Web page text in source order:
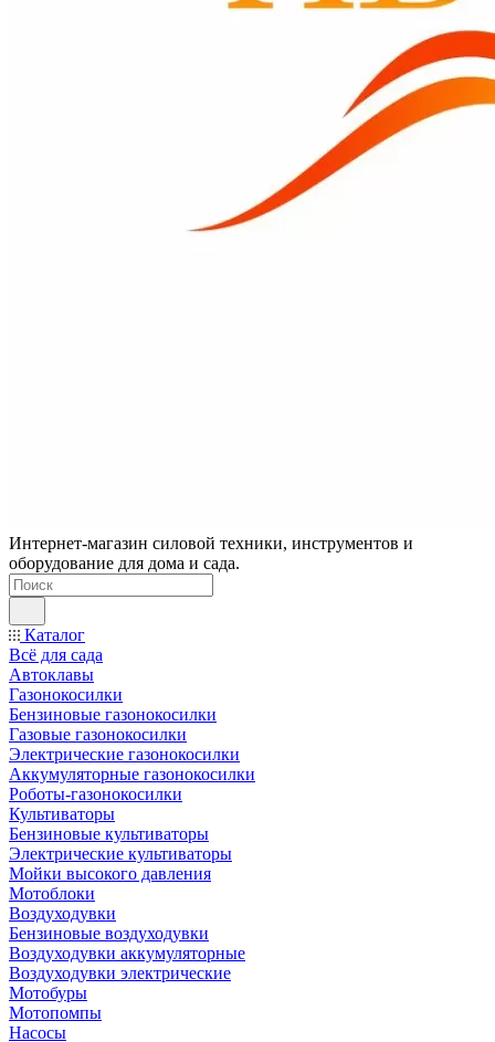
Интернет-магазин силовой техники, инструментов и
оборудование для дома и сада.
Каталог
Всё для сада
Автоклавы
Газонокосилки
Бензиновые газонокосилки
Газовые газонокосилки
Электрические газонокосилки
Аккумуляторные газонокосилки
Роботы-газонокосилки
Культиваторы
Бензиновые культиваторы
Электрические культиваторы
Мойки высокого давления
Мотоблоки
Воздуходувки
Бензиновые воздуходувки
Воздуходувки аккумуляторные
Воздуходувки электрические
Мотобуры
Мотопомпы
Насосы